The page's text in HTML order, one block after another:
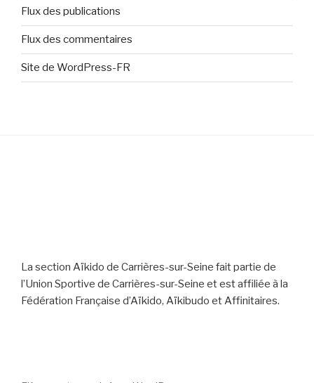
Flux des publications
Flux des commentaires
Site de WordPress-FR
La section Aïkido de Carrières-sur-Seine fait partie de
l’Union Sportive de Carrières-sur-Seine et est affiliée à la
Fédération Française d’Aïkido, Aïkibudo et Affinitaires.